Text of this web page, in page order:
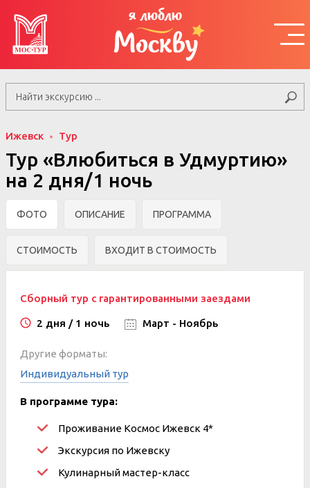
я люблю
Москву
Ижевск Тур
Тур «Влюбиться в Удмуртию»
на 2 дня/1 ночь
ФОТО ОПИСАНИЕ ПРОГРАММА
СТОИМОСТЬ ВХОДИТ В СТОИМОСТЬ
Сборный тур с гарантированными заездами
2 дня / 1 ночь Март - Ноябрь
Другие форматы:
Индивидуальный тур
В программе тура:
Проживание Космос Ижевск 4*
Экскурсия по Ижевску
Кулинарный мастер-класс